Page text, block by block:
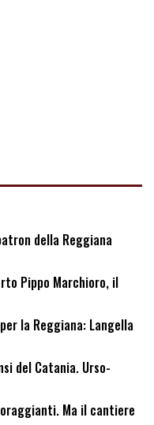
della Reggiana
Pippo Marchioro, il
la Reggiana: Langella
del Catania. Urso-
Ma il cantiere